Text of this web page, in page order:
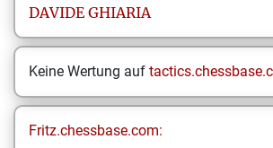
DAVIDE GHIARIA
Keine Wertung auf
Fritz.chessbase.com: